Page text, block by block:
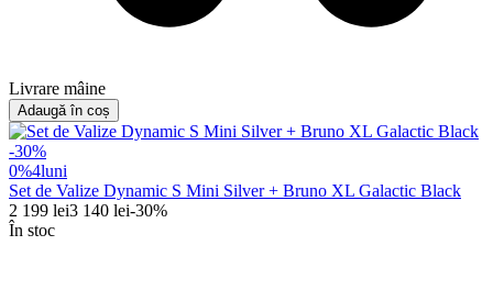
Livrare mâine
Adaugă în coș
-30%
0%4luni
Set de Valize Dynamic S Mini Silver + Bruno XL Galactic Black
2 199 lei3 140 lei-30%
În stoc